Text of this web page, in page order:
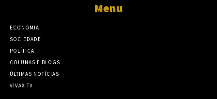
Menu
ECONOMIA
SOCIEDADE
POLÍTICA
COLUNAS E BLOGS
ÚLTIMAS NOTÍCIAS
VIVAX TV